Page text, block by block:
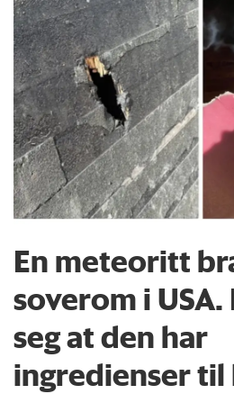
En meteoritt
soverom i
seg at den har
ingredienser til